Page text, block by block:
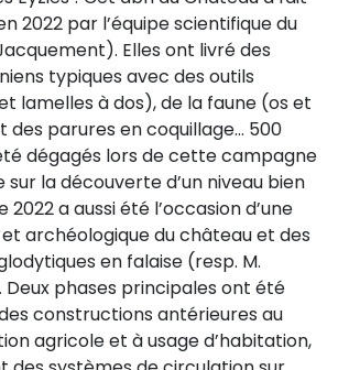
2022 par l’équipe scientifique du
Elles ont livré des
typiques avec des outils
lamelles à dos), de la faune (os et
des parures en coquillage… 500
dégagés lors de cette campagne
sur la découverte d’un niveau bien
2022 a aussi été l’occasion d’une
archéologique du château et des
en falaise (resp. M.
Deux phases principales ont été
constructions antérieures au
agricole et à usage d’habitation,